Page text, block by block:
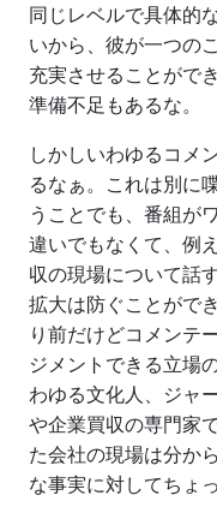
同じレベルで具体的
いから、彼が一つの
充実させることがで
準備不足もあるな。
しかしいわゆるコメ
るなぁ。これは別に
うことでも、番組が
違いでもなくて、例
収の現場について話
拡大は防ぐことがで
り前だけどコメンテ
ジメントできる立場
わゆる文化人、ジャ
や企業買収の専門家
た会社の現場は分か
な事実に対してちょ